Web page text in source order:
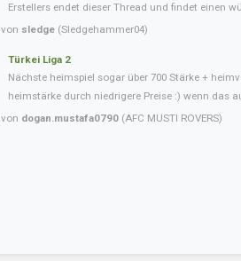
Erstellers endet dieser Thread und findet einen
von sledge (Sledgehammer04)
Türkei Liga 2
Nächste heimspiel sogar über 700 Stärke +
heimstärke durch niedrigere Preise :) wenn das
von dogan.mustafa0790 (AFC MUSTI ROVERS)